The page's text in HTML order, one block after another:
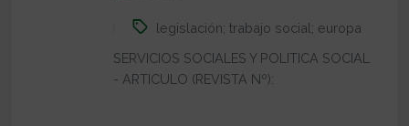
legislación; trabajo social; europa
SERVICIOS SOCIALES Y POLITICA SOCIAL
- ARTICULO (REVISTA Nº):